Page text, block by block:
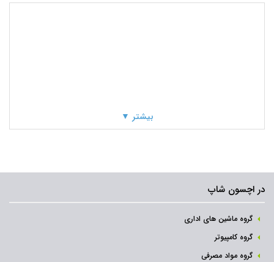
بیشتر ▼
در اچسون شاپ
گروه ماشین های اداری
گروه کامپیوتر
گروه مواد مصرفی